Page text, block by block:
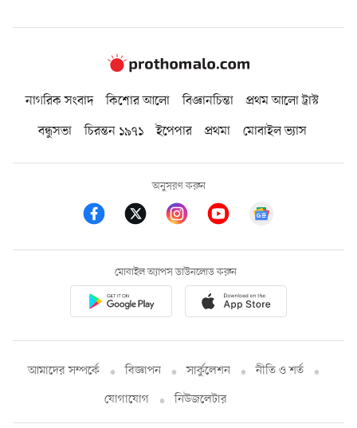
নাগরিক সংবাদ কিশোর আলো বিজ্ঞানচিন্তা
প্রথম আলো ট্রাস্ট
বন্ধুসভা
চিরন্তন ১৯৭১ ইপেপার প্রথমা মোবাইল ভ্যাস
অনুসরণ করুন
মোবাইল অ্যাপস ডাউনলোড করুন
আমাদের সম্পর্কে বিজ্ঞাপন সার্কুলেশন
নীতি ও শর্ত
যোগাযোগ
নিউজলেটার